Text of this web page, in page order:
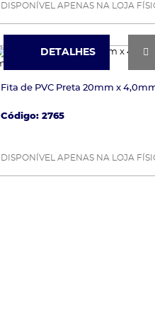
DISPONÍVEL APENAS NA LOJA
DETALHES
DETALHES
Fita de PVC Preta 20mm x
Código: 2765
DISPONÍVEL APENAS NA LOJA